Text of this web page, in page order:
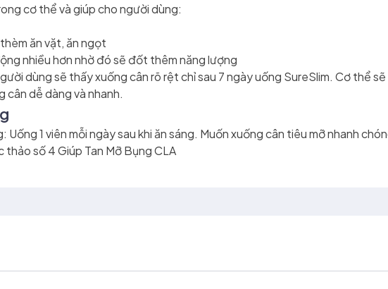
cơ thể và giúp cho người dùng:
ăn vặt, ăn ngọt
nhiều hơn nhờ đó sẽ đốt thêm năng lượng
dùng sẽ thấy xuống cân rõ rệt chỉ sau 7 ngày uống SureSlim. Cơ thể
cân dễ dàng và nhanh.
Uống 1 viên mỗi ngày sau khi ăn sáng. Muốn xuống cân tiêu mỡ nhanh
thảosố 4 Giúp Tan Mỡ Bụng CLA